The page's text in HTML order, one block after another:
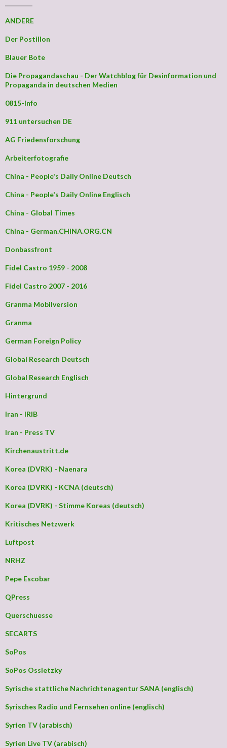
ANDERE
Der Postillon
Blauer Bote
Die Propagandaschau - Der Watchblog für Desinformation und
Propaganda in deutschen Medien
0815-Info
911 untersuchen DE
AG Friedensforschung
Arbeiterfotografie
China - People's Daily Online Deutsch
China - People's Daily Online Englisch
China - Global Times
China - German.CHINA.ORG.CN
Donbassfront
Fidel Castro 1959 - 2008
Fidel Castro 2007 - 2016
Granma Mobilversion
Granma
German Foreign Policy
Global Research Deutsch
Global Research Englisch
Hintergrund
Iran - IRIB
Iran - Press TV
Kirchenaustritt.de
Korea (DVRK) - Naenara
Korea (DVRK) - KCNA (deutsch)
Korea (DVRK) - Stimme Koreas (deutsch)
Kritisches Netzwerk
Luftpost
NRHZ
Pepe Escobar
QPress
Querschuesse
SECARTS
SoPos
SoPos Ossietzky
Syrische stattliche Nachrichtenagentur SANA (englisch)
Syrisches Radio und Fernsehen online (englisch)
Syrien TV (arabisch)
Syrien Live TV (arabisch)